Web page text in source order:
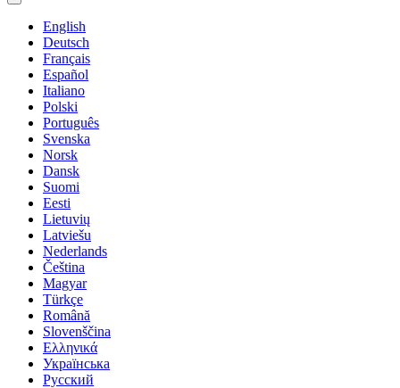
English
Deutsch
Français
Español
Italiano
Polski
Português
Svenska
Norsk
Dansk
Suomi
Eesti
Lietuvių
Latviešu
Nederlands
Čeština
Magyar
Türkçe
Română
Slovenščina
Ελληνικά
Українська
Русский